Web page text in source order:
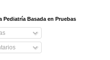
Pediatría Basada en Pruebas